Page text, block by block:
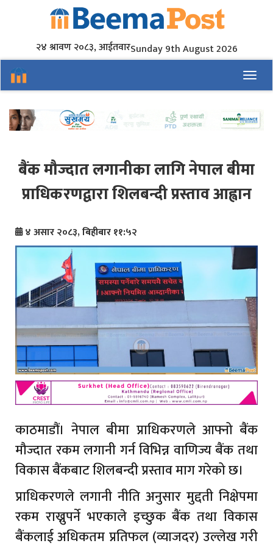
२४ श्रावण २०८३, आईतवारSunday 9th August 2026
बैंक मौज्दात लगानीका लागि नेपाल बीमा
प्राधिकरणद्वारा शिलबन्दी प्रस्ताव आह्वान
४ असार २०८३, बिहीबार ११:५२
काठमाडौं। नेपाल बीमा प्राधिकरणले आफ्नो बैंक
मौज्दात रकम लगानी गर्न विभिन्न वाणिज्य बैंक तथा
विकास बैंकबाट शिलबन्दी प्रस्ताव माग गरेको छ।
प्राधिकरणले लगानी नीति अनुसार मुद्दती निक्षेपमा
रकम राख्नुपर्ने भएकाले इच्छुक बैंक तथा विकास
बैंकलाई अधिकतम प्रतिफल (व्याजदर) उल्लेख गरी